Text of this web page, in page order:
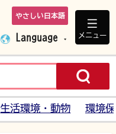
下妻市ホームペ
やさしい日本語
Language メニュー
生活環境・動物 環境